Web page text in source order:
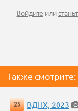
Войдите или
Также смотрите:
25 ВДНХ, 2023